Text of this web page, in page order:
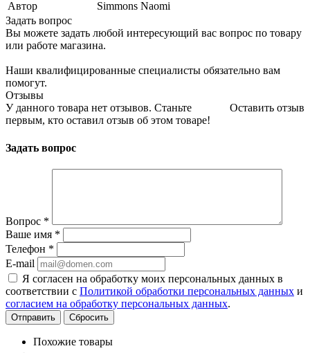
Автор
Simmons Naomi
Задать вопрос
Вы можете задать любой интересующий вас вопрос по товару
или работе магазина.
Наши квалифицированные специалисты обязательно вам
помогут.
Отзывы
Оставить отзыв
У данного товара нет отзывов. Станьте
первым, кто оставил отзыв об этом товаре!
Задать вопрос
Вопрос *
Ваше имя *
Телефон *
E-mail
Я согласен на обработку моих персональных данных в
соответствии с Политикой обработки персональных данных и
согласием на обработку персональных данных.
Сбросить
Похожие товары